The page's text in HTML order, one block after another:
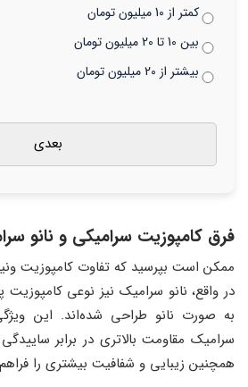
کمتر از 10 میلیون تومان
بین 10 تا 20 میلیون تومان
بیشتر از 20 میلیون تومان
فرق کامپوزیت سرامیکی و نانو
ممکن است بپرسید که تفاوت کامپوزیت
در واقع، نانو سرامیک نیز نوعی
به صورت نانو طراحی شده‌اند. این
سرامیک مقاومت بالاتری در برابر
همچنین زیبایی و شفافیت بیشتری را